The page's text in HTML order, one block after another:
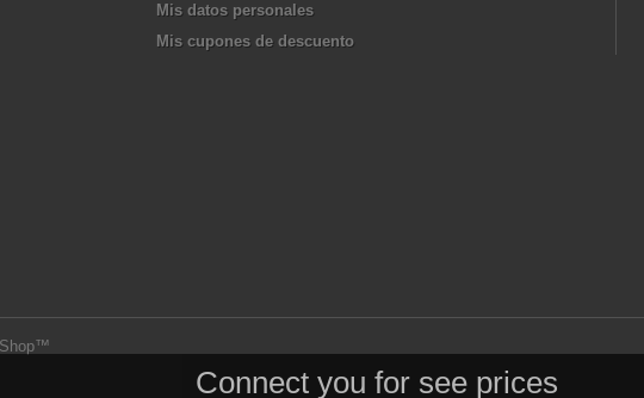
Connect you for see prices
Mis datos personales
Mis cupones de descuento